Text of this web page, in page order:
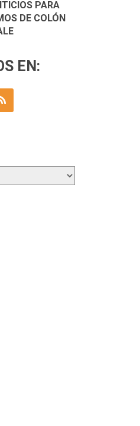
PARA
DE COLÓN
EN: